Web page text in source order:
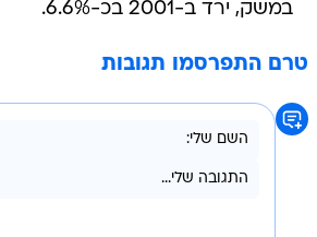
במשק, ירד ב-2001 בכ-6.6%.
טרם התפרסמו תגובות